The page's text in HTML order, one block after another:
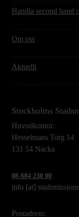
Handla second hand
Om oss
Aktuellt
Stockholms
Huvudkontor:
Hesselmans Torg 14
131 54 Nacka
08-684 230 00
info [at]
Postadress: